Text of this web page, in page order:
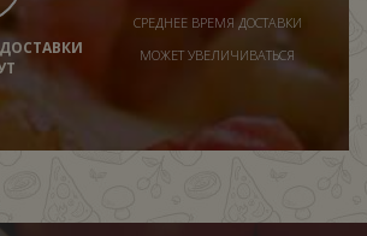
СРЕДНЕЕ ВРЕМЯ ДОСТАВКИ
МОЖЕТ УВЕЛИЧИВАТЬСЯ